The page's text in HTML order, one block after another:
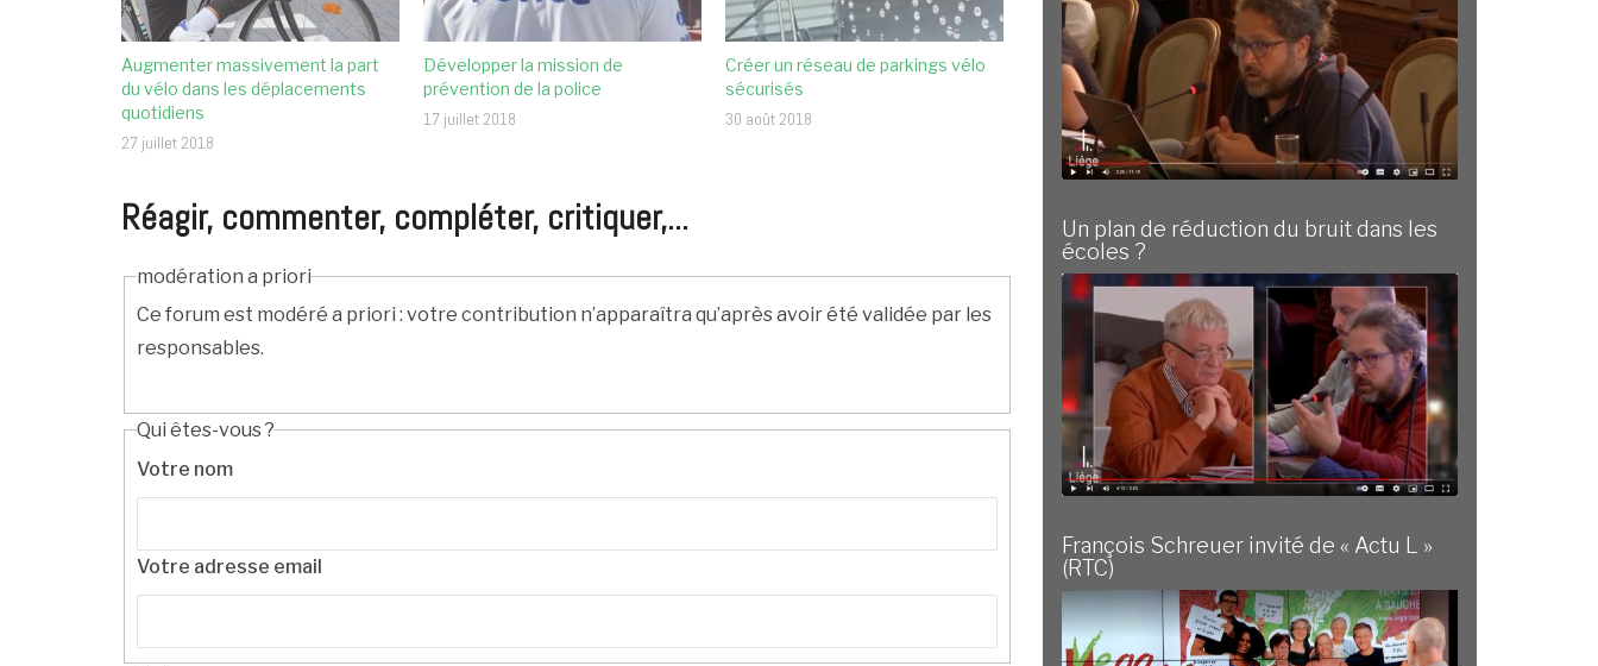
Augmenter massivement la part
du vélo dans les déplacements
quotidiens
27 juillet 2018
Développer la mission de
prévention de la police
17 juillet 2018
Créer un réseau de parkings vélo
sécurisés
30 août 2018
Réagir, commenter, compléter, critiquer,...
modération a priori
Ce forum est modéré a priori : votre contribution n’apparaîtra qu’après avoir été validée par les
responsables.
Qui êtes-vous ?
Votre nom
Votre adresse email
Un plan de réduction du bruit dans les
écoles ?
François Schreuer invité de « Actu L »
(RTC)